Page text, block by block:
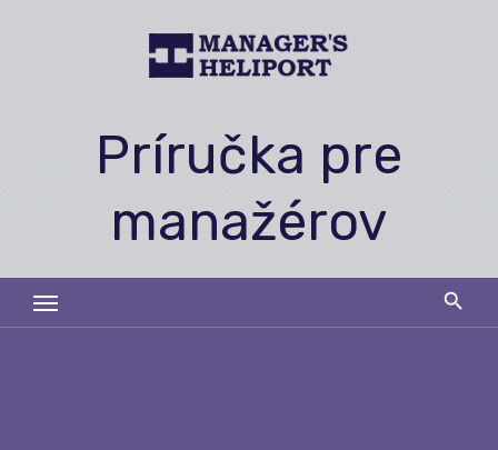
Príručka pre
manažérov